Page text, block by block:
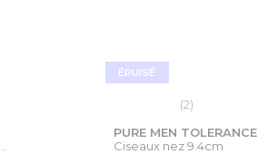
ÉPUISÉ
(2)
PURE MEN TOLERANCE
Ciseaux nez 9.4cm